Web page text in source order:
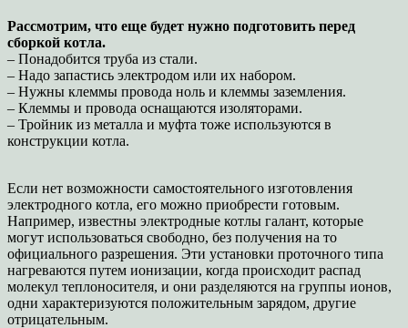
Рассмотрим, что еще будет нужно подготовить перед
сборкой котла.
– Понадобится труба из стали.
– Надо запастись электродом или их набором.
– Нужны клеммы провода ноль и клеммы заземления.
– Клеммы и провода оснащаются изоляторами.
– Тройник из металла и муфта тоже используются в
конструкции котла.
Если нет возможности самостоятельного изготовления
электродного котла, его можно приобрести готовым.
Например, известны электродные котлы галант, которые
могут использоваться свободно, без получения на то
официального разрешения. Эти установки проточного типа
нагреваются путем ионизации, когда происходит распад
молекул теплоносителя, и они разделяются на группы ионов,
одни характеризуются положительным зарядом, другие
отрицательным.